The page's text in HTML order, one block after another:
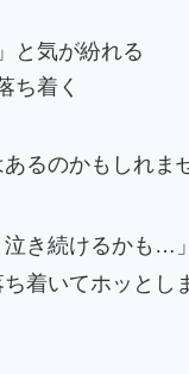
と気が紛れる
ち着く
るのかもしれま
泣き続けるかも…
着いてホッとし